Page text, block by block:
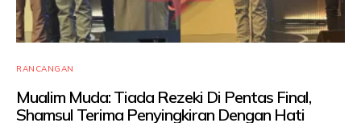
RANCANGAN
Mualim Muda: Tiada Rezeki Di Pentas Final,
Shamsul Terima Penyingkiran Dengan Hati